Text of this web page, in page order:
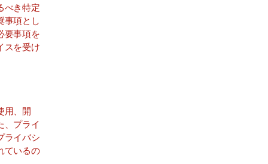
べき特定
事項とし
要事項を
スを受け
用、開
、プライ
ライバシ
ているの